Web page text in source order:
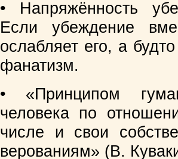
• Напряжённость
Если убеждение
ослабляет его, а
фанатизм.
• «Принципом
человека по
числе и свои
верованиям» (В.